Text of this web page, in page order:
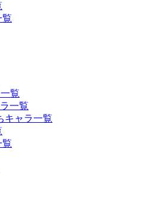
覧
覧
一覧
キャラ一覧
覧